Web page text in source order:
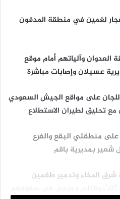
بانفجار لغمين في منطقة المدفون
وآلياتهم أمام موقع
عسيلان وإصابات مباشرة
على مواقع الجيش السعودي
تحليق لطيران الاستطلاع
على منطقتي البقع والفرع
شعير بمديرية باقم
شرق المخاء وتدمير طقمين